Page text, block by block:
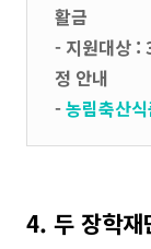
활금
- 지원대상 :
정 안내
-농림축산
4. 두 장학재